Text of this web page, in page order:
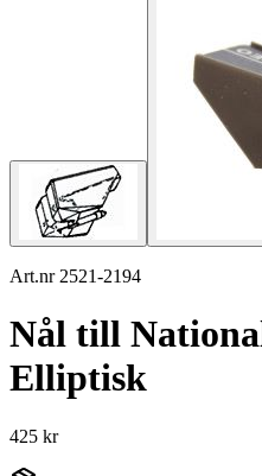
Art.nr 2521-2194
Nål till
Elliptisk
425 kr